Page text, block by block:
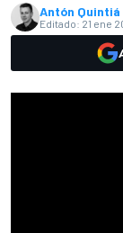
Antón Quintiá
Editado: 21 ene